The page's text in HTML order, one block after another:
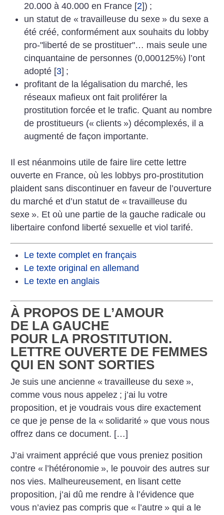
20.000 à 40.000 en France[2]) ;
un statut de « travailleuse du sexe » du sexe a
été créé, conformément aux souhaits du lobby
pro-"liberté de se prostituer"… mais seule une
cinquantaine de personnes (0,000125%) l’ont
adopté[3] ;
profitant de la légalisation du marché, les
réseaux mafieux ont fait proliférer la
prostitution forcée et le trafic. Quant au nombre
de prostitueurs (« clients ») décomplexés, il a
augmenté de façon importante.
Il est néanmoins utile de faire lire cette lettre
ouverte en France, où les lobbys pro-prostitution
plaident sans discontinuer en faveur de l’ouverture
du marché et d’un statut de « travailleuse du
sexe ». Et où une partie de la gauche radicale ou
libertaire confond liberté sexuelle et viol tarifé.
Le texte complet en français
Le texte original en allemand
Le texte en anglais
À PROPOS DE L’AMOUR
DE LA GAUCHE
POUR LA PROSTITUTION.
LETTRE OUVERTE DE FEMMES
QUI EN SONT SORTIES
Je suis une ancienne « travailleuse du sexe »,
comme vous nous appelez ; j’ai lu votre
proposition, et je voudrais vous dire exactement
ce que je pense de la « solidarité » que vous nous
offrez dans ce document. […]
J’ai vraiment apprécié que vous preniez position
contre « l’hétéronomie », le pouvoir des autres sur
nos vies. Malheureusement, en lisant cette
proposition, j’ai dû me rendre à l’évidence que
vous n’aviez pas compris que « l’autre » qui a le